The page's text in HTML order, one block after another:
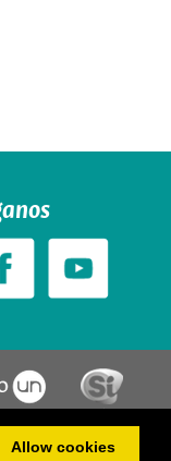
Allow cookies